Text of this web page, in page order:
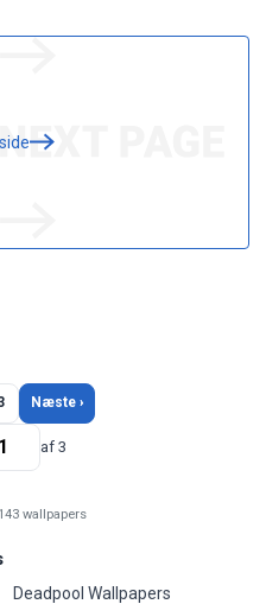
Næste ›
af 3
wallpapers
Deadpool Wallpapers